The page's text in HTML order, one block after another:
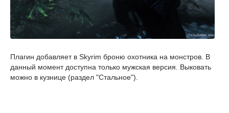
Плагин добавляет в Skyrim броню охотника на монстров. В
данный момент доступна только мужская версия. Выковать
можно в кузнице (раздел "Стальное").